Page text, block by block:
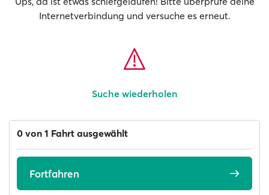
Internetverbindung und versuche es erneut.
Suche wiederholen
0 von 1 Fahrt ausgewählt
Fortfahren